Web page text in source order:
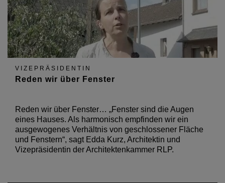
VIZEPRÄSIDENTIN
Reden wir über Fenster
Reden wir über Fenster… „Fenster sind die Augen
eines Hauses. Als harmonisch empfinden wir ein
ausgewogenes Verhältnis von geschlossener Fläche
und Fenstern“, sagt Edda Kurz, Architektin und
Vizepräsidentin der Architektenkammer RLP.